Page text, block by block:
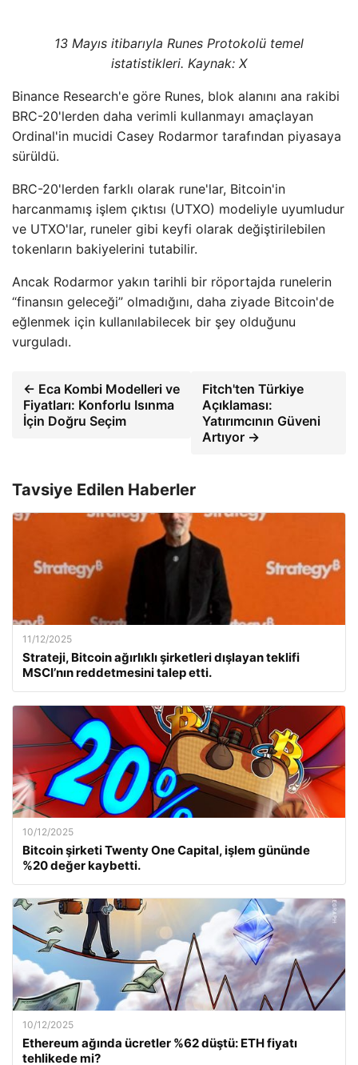
13 Mayıs itibarıyla Runes Protokolü temel
istatistikleri. Kaynak: X
Binance Research'e göre Runes, blok alanını ana rakibi
BRC-20'lerden daha verimli kullanmayı amaçlayan
Ordinal'in mucidi Casey Rodarmor tarafından piyasaya
sürüldü.
BRC-20'lerden farklı olarak rune'lar, Bitcoin'in
harcanmamış işlem çıktısı (UTXO) modeliyle uyumludur
ve UTXO'lar, runeler gibi keyfi olarak değiştirilebilen
tokenların bakiyelerini tutabilir.
Ancak Rodarmor yakın tarihli bir röportajda runelerin
“finansın geleceği” olmadığını, daha ziyade Bitcoin'de
eğlenmek için kullanılabilecek bir şey olduğunu
vurguladı.
← Eca Kombi Modelleri ve
Fiyatları: Konforlu Isınma
İçin Doğru Seçim
Fitch'ten Türkiye
Açıklaması:
Yatırımcının Güveni
Artıyor →
Tavsiye Edilen Haberler
11/12/2025
Strateji, Bitcoin ağırlıklı şirketleri dışlayan teklifi
MSCI’nın reddetmesini talep etti.
10/12/2025
Bitcoin şirketi Twenty One Capital, işlem gününde
%20 değer kaybetti.
10/12/2025
Ethereum ağında ücretler %62 düştü: ETH fiyatı
tehlikede mi?